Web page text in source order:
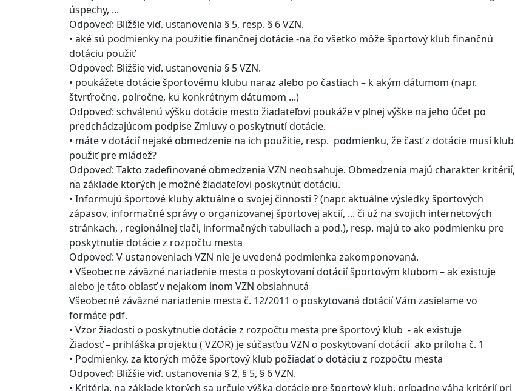
úspechy, ...
Odpoveď: Bližšie viď. ustanovenia § 5, resp. § 6 VZN.
• aké sú podmienky na použitie finančnej dotácie -na čo všetko môže športový klub finančnú
dotáciu použiť
Odpoveď: Bližšie viď. ustanovenia § 5 VZN.
• poukážete dotácie športovému klubu naraz alebo po častiach – k akým dátumom (napr.
štvrťročne, polročne, ku konkrétnym dátumom ...)
Odpoveď: schválenú výšku dotácie mesto žiadateľovi poukáže v plnej výške na jeho účet po
predchádzajúcom podpise Zmluvy o poskytnutí dotácie.
• máte v dotácií nejaké obmedzenie na ich použitie, resp. podmienku, že časť z dotácie musí klub
použiť pre mládež?
Odpoveď: Takto zadefinované obmedzenia VZN neobsahuje. Obmedzenia majú charakter kritérií,
na základe ktorých je možné žiadateľovi poskytnúť dotáciu.
• Informujú športové kluby aktuálne o svojej činnosti ? (napr. aktuálne výsledky športových
zápasov, informačné správy o organizovanej športovej akcií, ... či už na svojich internetových
stránkach, , regionálnej tlači, informačných tabuliach a pod.), resp. majú to ako podmienku pre
poskytnutie dotácie z rozpočtu mesta
Odpoveď: V ustanoveniach VZN nie je uvedená podmienka zakomponovaná.
• Všeobecne záväzné nariadenie mesta o poskytovaní dotácií športovým klubom – ak existuje
alebo je táto oblasť v nejakom inom VZN obsiahnutá
Všeobecné záväzné nariadenie mesta č. 12/2011 o poskytovaná dotácií Vám zasielame vo
formáte pdf.
• Vzor žiadosti o poskytnutie dotácie z rozpočtu mesta pre športový klub - ak existuje
Žiadosť – prihláška projektu ( VZOR) je súčasťou VZN o poskytovaní dotácií ako príloha č. 1
• Podmienky, za ktorých môže športový klub požiadať o dotáciu z rozpočtu mesta
Odpoveď: Bližšie viď. ustanovenia § 2, § 5, § 6 VZN.
• Kritéria, na základe ktorých sa určuje výška dotácie pre športový klub, prípadne váha kritérií pri